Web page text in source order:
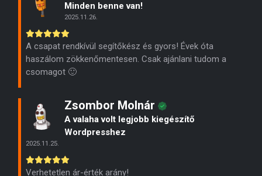
Minden benne van!
2025.11.26.
A csapat rendkívül segítőkész és gyors! Évek óta
haszálom zökkenőmentesen. Csak ajánlani tudom a
csomagot 🙂
Zsombor Molnár
A valaha volt legjobb kiegészítő
Wordpresshez
2025.11.25.
Verhetetlen ár-érték arány!